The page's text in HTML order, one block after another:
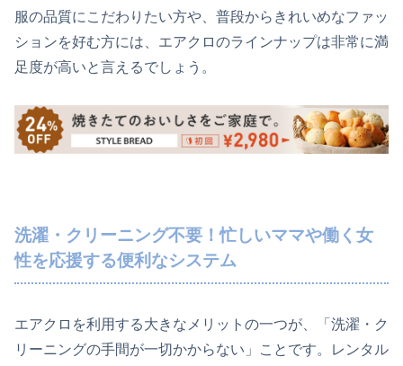
服の品質にこだわりたい方や、普段からきれいめなファッ
ションを好む方には、エアクロのラインナップは非常に満
足度が高いと言えるでしょう。
洗濯・クリーニング不要！忙しいママや働く女
性を応援する便利なシステム
エアクロを利用する大きなメリットの一つが、「洗濯・ク
リーニングの手間が一切かからない」ことです。レンタル